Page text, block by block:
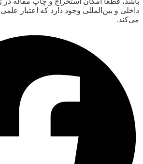
داخلی و بین‌المللی وجود دارد که اعتبار
می‌کند.